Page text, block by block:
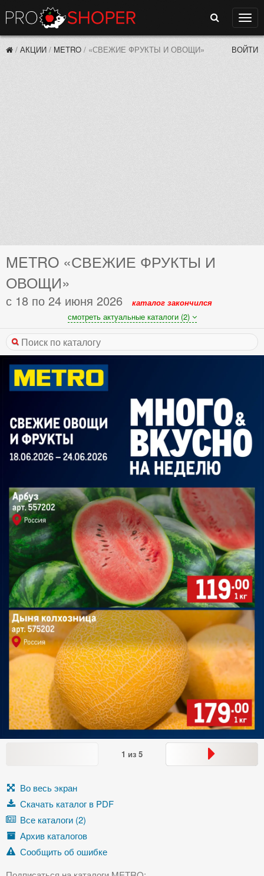
Поиск
/ АКЦИИ / METRO / «СВЕЖИЕ ФРУКТЫ И ОВОЩИ» ВОЙТИ
METRO «СВЕЖИЕ ФРУКТЫ И
ОВОЩИ»
с 18 по 24 июня 2026
каталог закончился
смотреть актуальные каталоги (2)
1 из 5
Во весь экран
Скачать каталог в PDF
Все каталоги (2)
Архив каталогов
Сообщить об ошибке